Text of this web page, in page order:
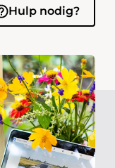
Hulp nodig?